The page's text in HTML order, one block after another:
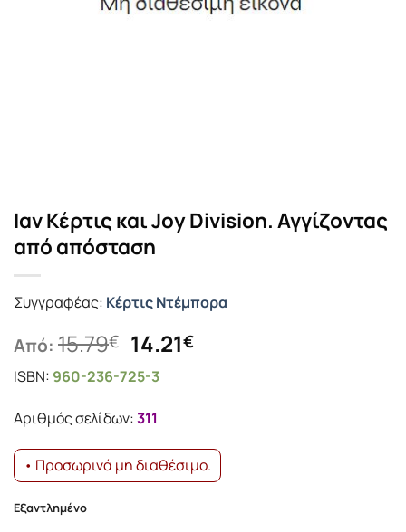
Ιαν Κέρτις και Joy Division. Αγγίζοντας
από απόσταση
Συγγραφέας: Κέρτις Ντέμπορα
Από: 15.79€ Original
price
was:
15.79€.
14.21€Η
ISBN: 960-236-725-3
Αριθμός σελίδων:311
• Προσωρινά μη διαθέσιμο.
Εξαντλημένο